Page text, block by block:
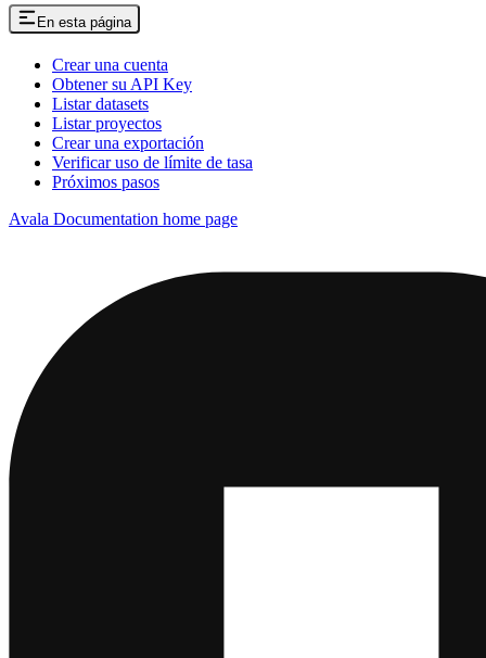
En esta página
Crear una cuenta
Obtener su API Key
Listar datasets
Listar proyectos
Crear una exportación
Verificar uso de límite de tasa
Próximos pasos
Avala Documentation home page